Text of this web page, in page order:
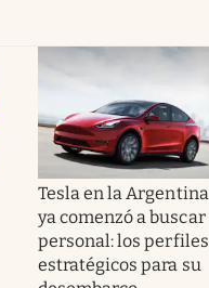
Tesla en la Argentina
ya comenzó a buscar
personal: los perfiles
estratégicos para su